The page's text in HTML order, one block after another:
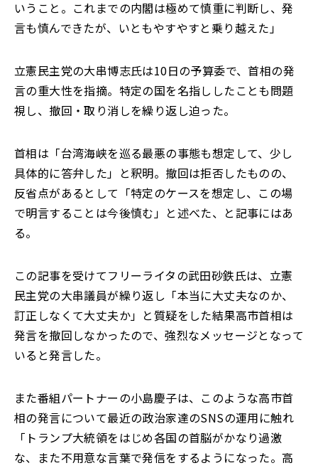
いうこと。これまでの内閣は極めて慎重に判断し、発
言も慎んできたが、いともやすやすと乗り越えた」
立憲民主党の大串博志氏は10日の予算委で、首相の発
言の重大性を指摘。特定の国を名指ししたことも問題
視し、撤回・取り消しを繰り返し迫った。
首相は「台湾海峡を巡る最悪の事態も想定して、少し
具体的に答弁した」と釈明。撤回は拒否したものの、
反省点があるとして「特定のケースを想定し、この場
で明言することは今後慎む」と述べた、と記事にはあ
る。
この記事を受けてフリーライタの武田砂鉄氏は、立憲
民主党の大串議員が繰り返し「本当に大丈夫なのか、
訂正しなくて大丈夫か」と質疑をした結果高市首相は
発言を撤回しなかったので、強烈なメッセージとなって
いると発言した。
また番組パートナーの小島慶子は、このような高市首
相の発言について最近の政治家達のSNSの運用に触れ
「トランプ大統領をはじめ各国の首脳がかなり過激
な、また不用意な言葉で発信をするようになった。高